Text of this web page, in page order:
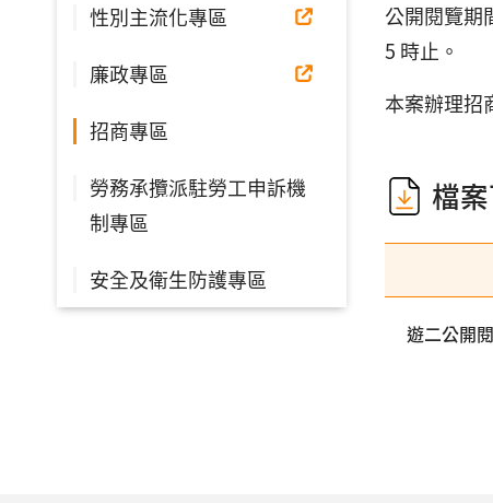
性別主流化專區
廉政專區
招商專區
勞務承攬派駐勞工申訴機
制專區
安全及衛生防護專區
公開閱覽期
5 時止。
本案辦理招
檔
遊二公開